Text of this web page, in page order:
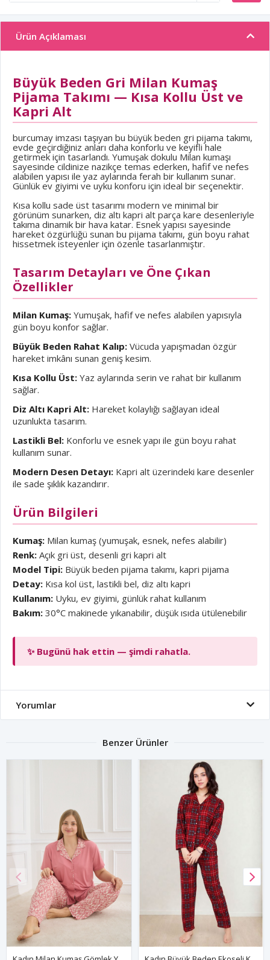
Ürün Açıklaması
Büyük Beden Gri Milan Kumaş
Pijama Takımı — Kısa Kollu Üst ve
Kapri Alt
burcumay imzası taşıyan bu büyük beden gri pijama takımı,
evde geçirdiğiniz anları daha konforlu ve keyifli hale
getirmek için tasarlandı. Yumuşak dokulu Milan kumaşı
sayesinde cildinize nazikçe temas ederken, hafif ve nefes
alabilen yapısı ile yaz aylarında ferah bir kullanım sunar.
Günlük ev giyimi ve uyku konforu için ideal bir seçenektir.
Kısa kollu sade üst tasarımı modern ve minimal bir
görünüm sunarken, diz altı kapri alt parça kare desenleriyle
takıma dinamik bir hava katar. Esnek yapısı sayesinde
hareket özgürlüğü sunan bu pijama takımı, gün boyu rahat
hissetmek isteyenler için özenle tasarlanmıştır.
Tasarım Detayları ve Öne Çıkan
Özellikler
Milan Kumaş: Yumuşak, hafif ve nefes alabilen yapısıyla
gün boyu konfor sağlar.
Büyük Beden Rahat Kalıp: Vücuda yapışmadan özgür
hareket imkânı sunan geniş kesim.
Kısa Kollu Üst: Yaz aylarında serin ve rahat bir kullanım
sağlar.
Diz Altı Kapri Alt: Hareket kolaylığı sağlayan ideal
uzunlukta tasarım.
Lastikli Bel: Konforlu ve esnek yapı ile gün boyu rahat
kullanım sunar.
Modern Desen Detayı: Kapri alt üzerindeki kare desenler
ile sade şıklık kazandırır.
Ürün Bilgileri
Kumaş: Milan kumaş (yumuşak, esnek, nefes alabilir)
Renk: Açık gri üst, desenli gri kapri alt
Model Tipi: Büyük beden pijama takımı, kapri pijama
Detay: Kısa kol üst, lastikli bel, diz altı kapri
Kullanım: Uyku, ev giyimi, günlük rahat kullanım
Bakım: 30°C makinede yıkanabilir, düşük ısıda ütülenebilir
✨ Bugünü hak ettin — şimdi rahatla.
Yorumlar
Benzer Ürünler